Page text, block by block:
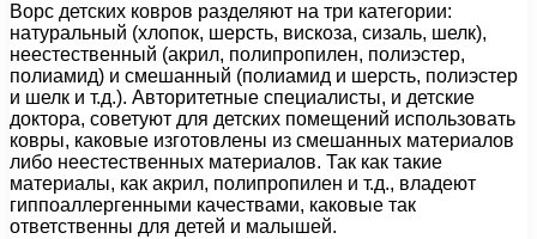
Ворс детских ковров разделяют на три категории:
натуральный (хлопок, шерсть, вискоза, сизаль, шелк),
неестественный (акрил, полипропилен, полиэстер,
полиамид) и смешанный (полиамид и шерсть, полиэстер
и шелк и т.д.). Авторитетные специалисты, и детские
доктора, советуют для детских помещений использовать
ковры, каковые изготовлены из смешанных материалов
либо неестественных материалов. Так как такие
материалы, как акрил, полипропилен и т.д., владеют
гиппоаллергенными качествами, каковые так
ответственны для детей и малышей.